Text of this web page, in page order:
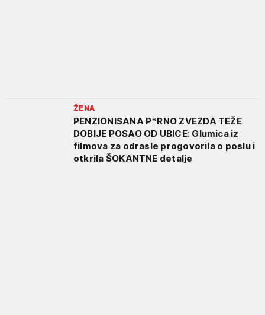
ŽENA
PENZIONISANA P*RNO ZVEZDA TEŽE
DOBIJE POSAO OD UBICE: Glumica iz
filmova za odrasle progovorila o poslu i
otkrila ŠOKANTNE detalje